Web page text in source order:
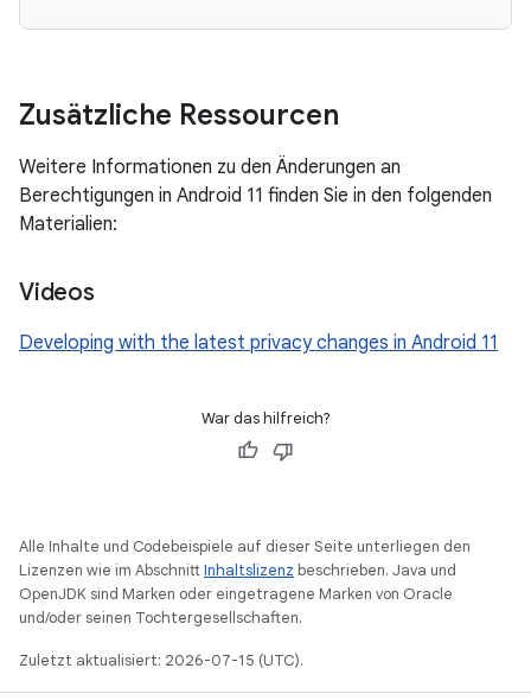
Zusätzliche Ressourcen
Weitere Informationen zu den Änderungen an
Berechtigungen in Android 11 finden Sie in den folgenden
Materialien:
Videos
Developing with the latest privacy changes in Android 11
War das hilfreich?
Alle Inhalte und Codebeispiele auf dieser Seite unterliegen den
Lizenzen wie im AbschnittInhaltslizenz beschrieben. Java und
OpenJDK sind Marken oder eingetragene Marken von Oracle
und/oder seinen Tochtergesellschaften.
Zuletzt aktualisiert: 2026-07-15 (UTC).